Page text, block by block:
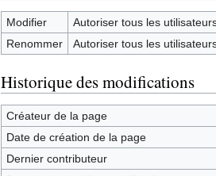
Modifier
Autoriser tous les
Renommer
Autoriser tous les
Historique des modifications
Créateur de la page
Date de création de la page
Dernier contributeur